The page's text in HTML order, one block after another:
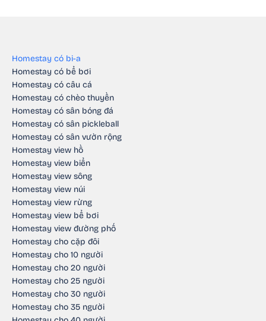
Homestay có bi-a
Homestay có bể bơi
Homestay có câu cá
Homestay có chèo thuyền
Homestay có sân bóng đá
Homestay có sân pickleball
Homestay có sân vườn rộng
Homestay view hồ
Homestay view biển
Homestay view sông
Homestay view núi
Homestay view rừng
Homestay view bể bơi
Homestay view đường phố
Homestay cho cặp đôi
Homestay cho 10 người
Homestay cho 20 người
Homestay cho 25 người
Homestay cho 30 người
Homestay cho 35 người